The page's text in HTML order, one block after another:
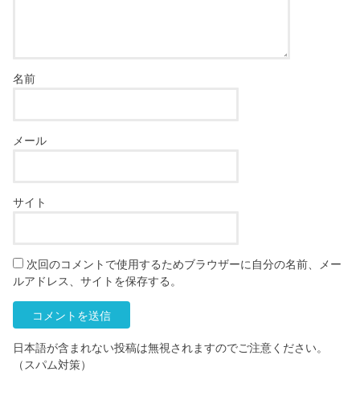
名前
メール
サイト
次回のコメントで使用するためブラウザーに自分の名前、メー
ルアドレス、サイトを保存する。
日本語が含まれない投稿は無視されますのでご注意ください。
（スパム対策）